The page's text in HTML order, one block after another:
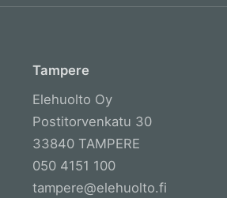
Tampere
Elehuolto Oy
Postitorvenkatu 30
33840 TAMPERE
050 4151 100
tampere@elehuolto.fi